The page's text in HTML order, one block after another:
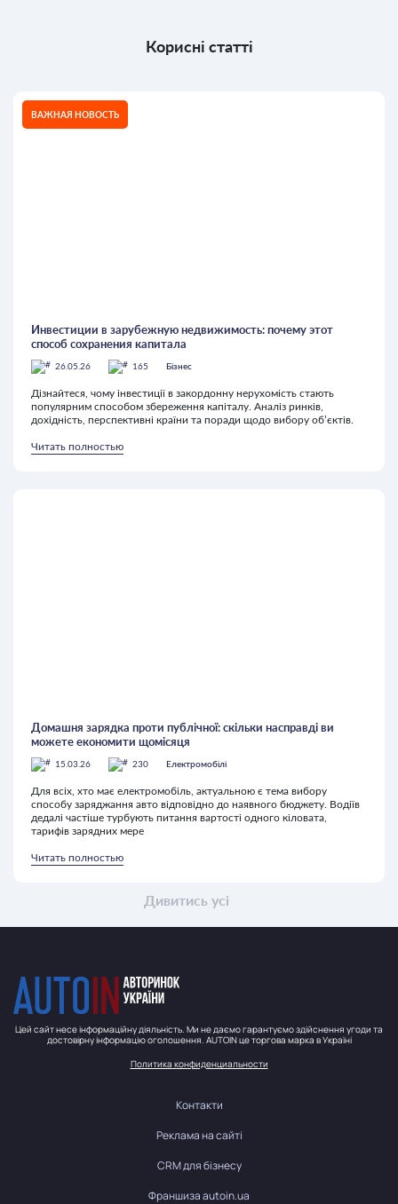
Корисні статті
Дивитись усі
ВАЖНАЯ НОВОСТЬ
Инвестиции в зарубежную недвижимость: почему этот
способ сохранения капитала
26.05.26 165 Бізнес
Дізнайтеся, чому інвестиції в закордонну нерухомість стають
популярним способом збереження капіталу. Аналіз ринків,
дохідність, перспективні країни та поради щодо вибору об’єктів.
Читать полностью
Домашня зарядка проти публічної: скільки насправді ви
можете економити щомісяця
15.03.26 230 Електромобілі
Для всіх, хто має електромобіль, актуальною є тема вибору
способу заряджання авто відповідно до наявного бюджету. Водіїв
дедалі частіше турбують питання вартості одного кіловата,
тарифів зарядних мере
Читать полностью
Цей сайт несе інформаційну діяльність. Ми не даємо гарантуємо здійснення угоди та
достовірну інформацію оголошення. AUTOIN це торгова марка в Україні
Политика конфиденциальности
Контакти
Реклама на сайті
CRM для бізнесу
Франшиза autoin.ua